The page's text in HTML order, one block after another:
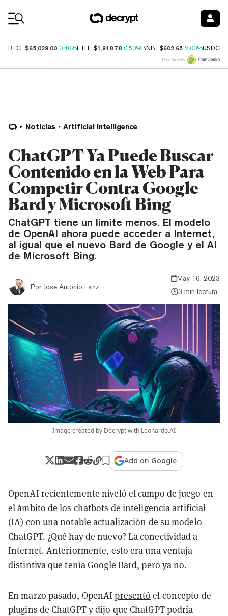
BTC $65,029.00 0.40%ETH $1,918.78 0.50%BNB $602.65 2.00%USDC
Price data by
Noticias Artificial Intelligence
ChatGPT Ya Puede Buscar
Contenido en la Web Para
Competir Contra Google
Bard y Microsoft Bing
ChatGPT tiene un límite menos. El modelo
de OpenAI ahora puede acceder a Internet,
al igual que el nuevo Bard de Google y el AI
de Microsoft Bing.
Por Jose Antonio Lanz
May 16, 2023
3 min lectura
Image created by Decrypt with Leonardo.AI
Add on Google
OpenAI recientemente niveló el campo de juego en
el ámbito de los chatbots de inteligencia artificial
(IA) con una notable actualización de su modelo
ChatGPT. ¿Qué hay de nuevo? La conectividad a
Internet. Anteriormente, esto era una ventaja
distintiva que tenía Google Bard, pero ya no.
En marzo pasado, OpenAIpresentó el concepto de
plugins de ChatGPT y dijo que ChatGPT podría